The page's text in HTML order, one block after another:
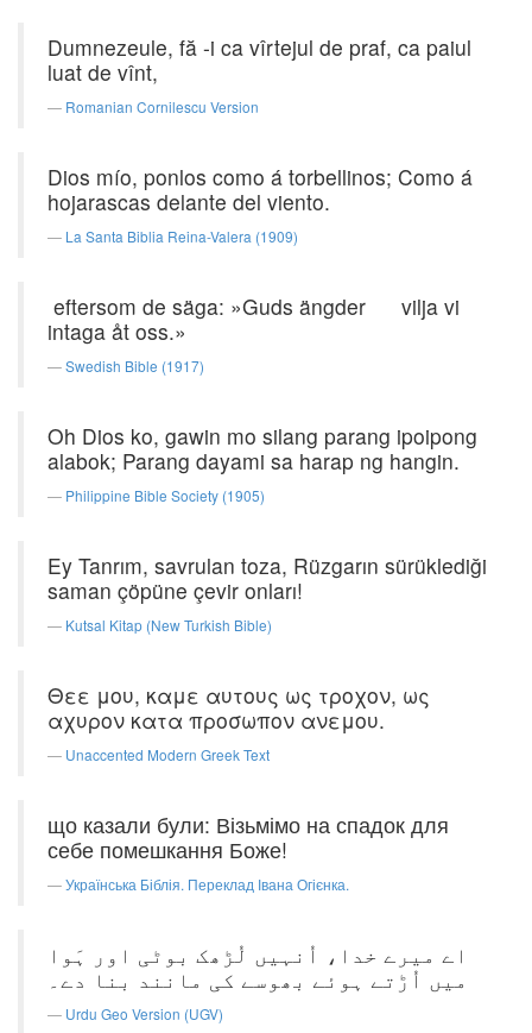
Dumnezeule, fă -i ca vîrtejul de praf, ca paiul
luat de vînt,
Romanian Cornilescu Version
Dios mío, ponlos como á torbellinos; Como á
hojarascas delante del viento.
La Santa Biblia Reina-Valera (1909)
eftersom de säga: »Guds ängder vilja vi
intaga åt oss.»
Swedish Bible (1917)
Oh Dios ko, gawin mo silang parang ipoipong
alabok; Parang dayami sa harap ng hangin.
Philippine Bible Society (1905)
Ey Tanrım, savrulan toza, Rüzgarın sürüklediği
saman çöpüne çevir onları!
Kutsal Kitap (New Turkish Bible)
Θεε μου, καμε αυτους ως τροχον, ως
αχυρον κατα προσωπον ανεμου.
Unaccented Modern Greek Text
що казали були: Візьмімо на спадок для
себе помешкання Боже!
Українська Біблія. Переклад Івана Огієнка.
اے میرے خدا، اُنہیں لُڑھک بوٹی اور ہَوا
میں اُڑتے ہوئے بھوسے کی مانند بنا دے۔
Urdu Geo Version (UGV)